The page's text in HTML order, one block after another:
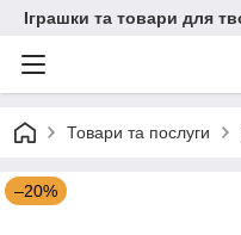
Іграшки та товари для
Товари та послуги
–20%